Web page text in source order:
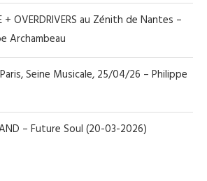
+ OVERDRIVERS au Zénith de Nantes –
Archambeau
Seine Musicale, 25/04/26 – Philippe
– Future Soul (20-03-2026)